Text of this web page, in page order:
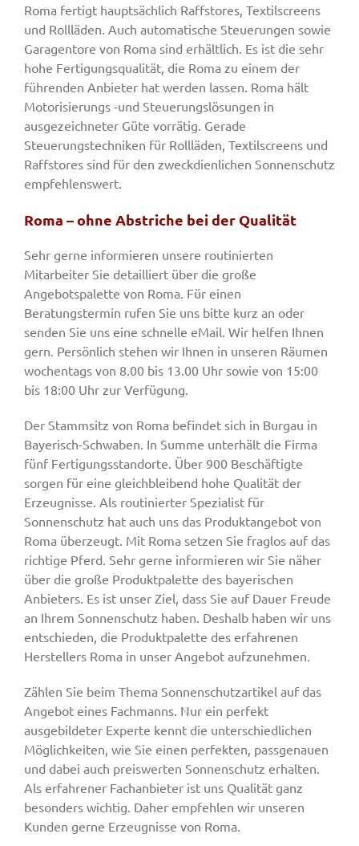
Roma fertigt hauptsächlich Raffstores, Textilscreens
und Rollläden. Auch automatische Steuerungen sowie
Garagentore von Roma sind erhältlich. Es ist die sehr
hohe Fertigungsqualität, die Roma zu einem der
führenden Anbieter hat werden lassen. Roma hält
Motorisierungs -und Steuerungslösungen in
ausgezeichneter Güte vorrätig. Gerade
Steuerungstechniken für Rollläden, Textilscreens und
Raffstores sind für den zweckdienlichen Sonnenschutz
empfehlenswert.
Roma – ohne Abstriche bei der Qualität
Sehr gerne informieren unsere routinierten
Mitarbeiter Sie detailliert über die große
Angebotspalette von Roma. Für einen
Beratungstermin rufen Sie uns bitte kurz an oder
senden Sie uns eine schnelle eMail. Wir helfen Ihnen
gern. Persönlich stehen wir Ihnen in unseren Räumen
wochentags von 8.00 bis 13.00 Uhr sowie von 15:00
bis 18:00 Uhr zur Verfügung.
Der Stammsitz von Roma befindet sich in Burgau in
Bayerisch-Schwaben. In Summe unterhält die Firma
fünf Fertigungsstandorte. Über 900 Beschäftigte
sorgen für eine gleichbleibend hohe Qualität der
Erzeugnisse. Als routinierter Spezialist für
Sonnenschutz hat auch uns das Produktangebot von
Roma überzeugt. Mit Roma setzen Sie fraglos auf das
richtige Pferd. Sehr gerne informieren wir Sie näher
über die große Produktpalette des bayerischen
Anbieters. Es ist unser Ziel, dass Sie auf Dauer Freude
an Ihrem Sonnenschutz haben. Deshalb haben wir uns
entschieden, die Produktpalette des erfahrenen
Herstellers Roma in unser Angebot aufzunehmen.
Zählen Sie beim Thema Sonnenschutzartikel auf das
Angebot eines Fachmanns. Nur ein perfekt
ausgebildeter Experte kennt die unterschiedlichen
Möglichkeiten, wie Sie einen perfekten, passgenauen
und dabei auch preiswerten Sonnenschutz erhalten.
Als erfahrener Fachanbieter ist uns Qualität ganz
besonders wichtig. Daher empfehlen wir unseren
Kunden gerne Erzeugnisse von Roma.